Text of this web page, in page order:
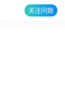
关注问题